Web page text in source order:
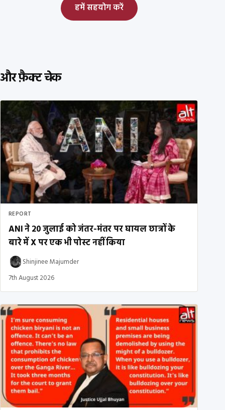
हमें सहयोग करें
और फ़ैक्ट चेक
REPORT
ANI ने 20 जुलाई को जंतर-मंतर पर घायल छात्रों के
बारे में X पर एक भी पोस्ट नहीं किया
Shinjinee Majumder
7th August 2026